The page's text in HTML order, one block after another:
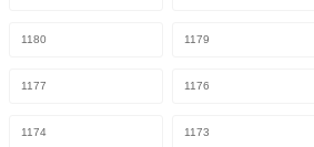
1180 1179
1177 1176
1174 1173